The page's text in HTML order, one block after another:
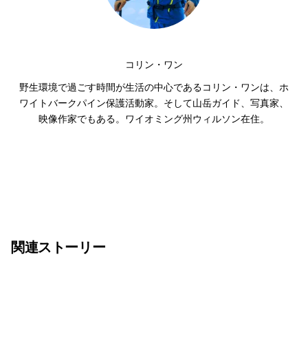
コリン・ワン
野生環境で過ごす時間が生活の中心であるコリン・ワンは、ホ
ワイトバークパイン保護活動家。そして山岳ガイド、写真家、
映像作家でもある。ワイオミング州ウィルソン在住。
関連ストーリー